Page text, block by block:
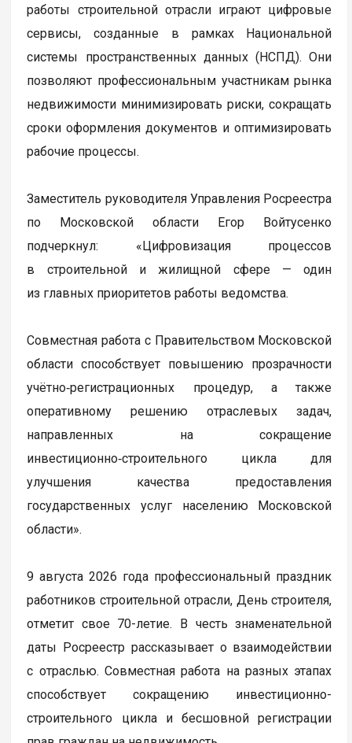
работы строительной отрасли играют цифровые
сервисы, созданные в рамках Национальной
системы пространственных данных (НСПД). Они
позволяют профессиональным участникам рынка
недвижимости минимизировать риски, сокращать
сроки оформления документов и оптимизировать
рабочие процессы.
Заместитель руководителя Управления Росреестра
по Московской области Егор Войтусенко
подчеркнул: «Цифровизация процессов
в строительной и жилищной сфере — один
из главных приоритетов работы ведомства.
Совместная работа с Правительством Московской
области способствует повышению прозрачности
учётно‑регистрационных процедур, а также
оперативному решению отраслевых задач,
направленных на сокращение
инвестиционно‑строительного цикла для
улучшения качества предоставления
государственных услуг населению Московской
области».
9 августа 2026 года профессиональный праздник
работников строительной отрасли, День строителя,
отметит свое 70-летие. В честь знаменательной
даты Росреестр рассказывает о взаимодействии
с отраслью. Совместная работа на разных этапах
способствует сокращению инвестиционно-
строительного цикла и бесшовной регистрации